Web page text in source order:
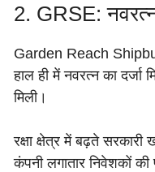
2. GRSE:
Garden Reach
हाल ही में नवरत्न का
मिली।
रक्षा क्षेत्र में बढ़ते
कंपनी लगातार निवेशकों